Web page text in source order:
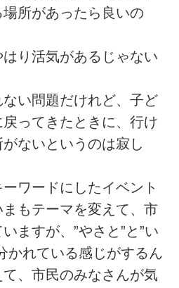
所があったら良いの
り活気があるじゃない
い問題だけれど、子ど
ってきたときに、行け
ないというのは寂し
ワードにしたイベント
もテーマを変えて、市
ますが、”やさと”と”い
かれている感じがするん
、市民のみなさんが気